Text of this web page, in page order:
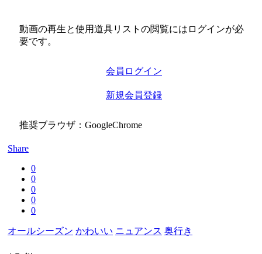
動画の再生と使用道具リストの閲覧にはログインが必
要です。
会員ログイン
新規会員登録
推奨ブラウザ：GoogleChrome
Share
0
0
0
0
0
オールシーズン かわいい ニュアンス 奥行き